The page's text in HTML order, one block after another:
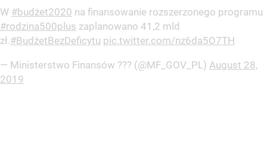
W #budżet2020 na finansowanie rozszerzonego programu
#rodzina500plus zaplanowano 41,2 mld
zł.#BudżetBezDeficytu pic.twitter.com/nz6da5O7TH
— Ministerstwo Finansów ??? (@MF_GOV_PL) August 28,
2019